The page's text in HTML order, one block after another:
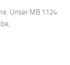
Unser MB 1124